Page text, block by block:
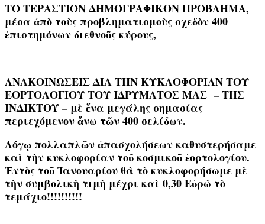
ΤΟ ΤΕΡΑΣΤΙΟΝ ΔΗΜΟΓΡΑΦΙΚΟΝ ΠΡΟΒΛΗΜΑ,
μέσα ἀπὸ τοὺς προβληματισμοὺς σχεδὸν 400
ἐπιστημόνων διεθνοῦς κύρους,
ΑΝΑΚΟΙΝΩΣΕΙΣ ΔΙΑ ΤΗΝ ΚΥΚΛΟΦΟΡΙΑΝ ΤΟΥ
ΕΟΡΤΟΛΟΓΙΟΥ ΤΟΥ ΙΔΡΥΜΑΤΟΣ ΜΑΣ – ΤΗΣ
ΙΝΔΙΚΤΟΥ – μὲ ἕνα μεγάλης σημασίας
περιεχόμενον ἄνω τῶν 400 σελίδων.
Λόγῳ πολλαπλῶν ἀπασχολήσεων καθυστερήσαμε
καὶ τὴν κυκλοφορίαν τοῦ κοσμικοῦ ἑορτολογίου.
Ἐντὸς τοῦ Ἰανουαρίου θὰ τὸ κυκλοφορήσωμε μὲ
τὴν συμβολικὴ τιμὴ μέχρι καὶ 0,30 Εὐρὼ τὸ
τεμάχιο!!!!!!!!!!